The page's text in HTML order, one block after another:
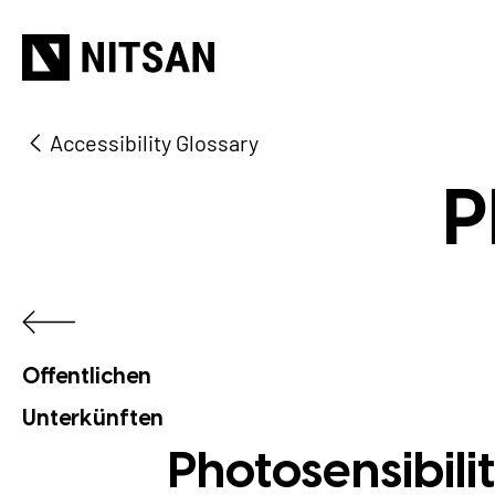
Accessibility Glossary
Offentlichen
Unterkünften